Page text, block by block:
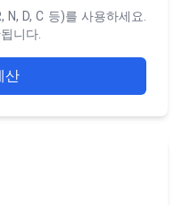
D, C 등)를 사용하세요.
니다.
산